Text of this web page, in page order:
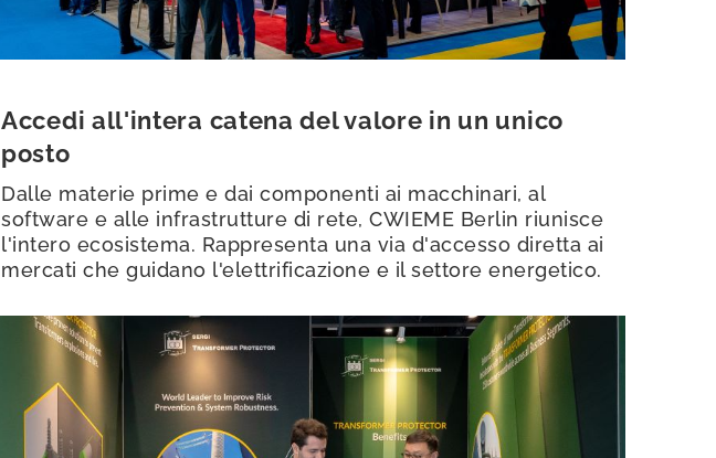
Accedi all'intera catena del valore in un unico
posto
Dalle materie prime e dai componenti ai macchinari, al
software e alle infrastrutture di rete, CWIEME Berlin riunisce
l'intero ecosistema. Rappresenta una via d'accesso diretta ai
mercati che guidano l'elettrificazione e il settore energetico.